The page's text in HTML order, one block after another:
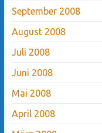
September 2008
August 2008
Juli 2008
Juni 2008
Mai 2008
April 2008